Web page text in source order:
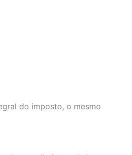
do imposto, o mesmo